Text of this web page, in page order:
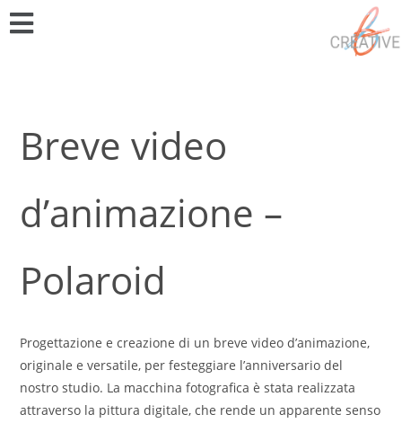
Breve video
d’animazione –
Polaroid
Progettazione e creazione di un breve video d’animazione,
originale e versatile, per festeggiare l’anniversario del
nostro studio. La macchina fotografica è stata realizzata
attraverso la pittura digitale, che rende un apparente senso